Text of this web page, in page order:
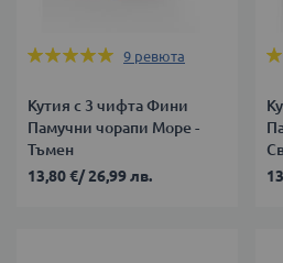
Оценка:
9 ревюта
Кутия с 3 чифта Фини
Памучни чорапи Море -
Тъмен
13,80 €/26,99 лв.